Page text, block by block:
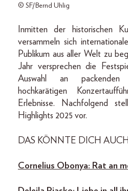
© SF/Bernd Uhlig
Inmitten der historischen
versammeln sich
Publikum aus aller Welt zu
Jahr versprechen die
Auswahl an packenden
hochkarätigen
Erlebnisse. Nachfolgend
Highlights 2025 vor.
DAS KÖNNTE DICH
Cornelius Obonya: Rat an